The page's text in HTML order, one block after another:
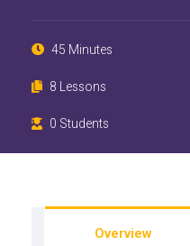
45 Minutes
8 Lessons
0 Students
Overview